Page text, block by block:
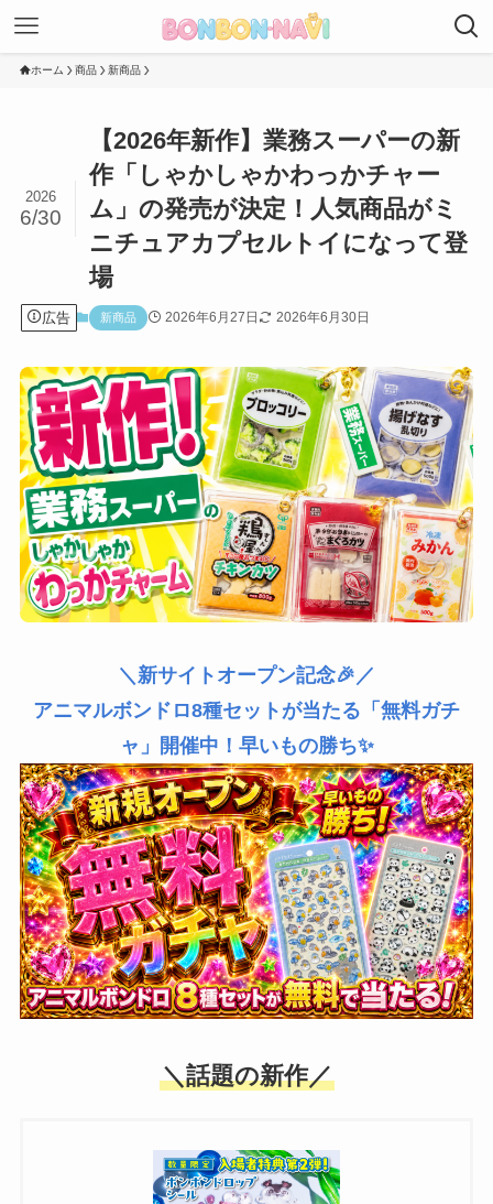
ホーム 商品 新商品
【2026年新作】業務スーパーの新
作「しゃかしゃかわっかチャー
ム」の発売が決定！人気商品がミ
ニチュアカプセルトイになって登
場
2026
6/30
広告 新商品 2026年6月27日 2026年6月30日
＼新サイトオープン記念🎉／
アニマルボンドロ8種セットが当たる「無料ガチ
ャ」開催中！早いもの勝ち✨
＼話題の新作／